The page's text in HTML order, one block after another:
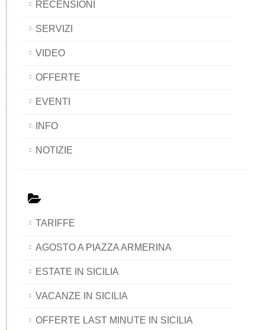
RECENSIONI
SERVIZI
VIDEO
OFFERTE
EVENTI
INFO
NOTIZIE
TARIFFE
AGOSTO A PIAZZA ARMERINA
ESTATE IN SICILIA
VACANZE IN SICILIA
OFFERTE LAST MINUTE IN SICILIA